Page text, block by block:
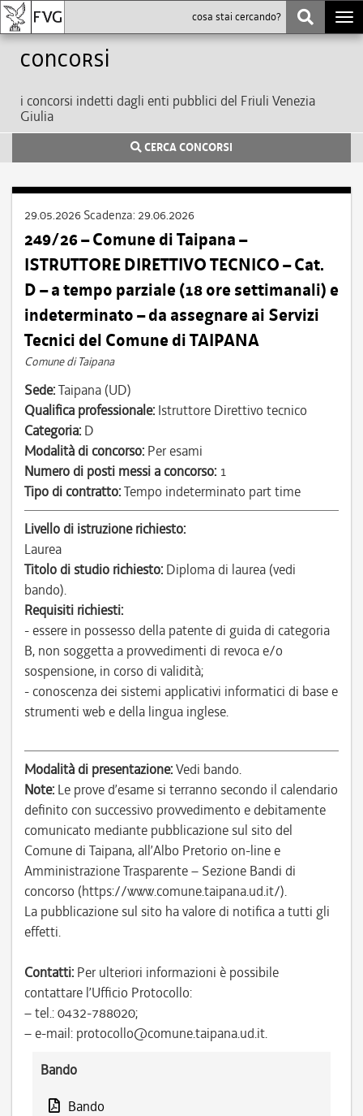
Concorsi
i concorsi indetti dagli enti pubblici del Friuli Venezia
Giulia
CERCA CONCORSI
29.05.2026 Scadenza: 29.06.2026
249/26 – Comune di Taipana –
ISTRUTTORE DIRETTIVO TECNICO – Cat.
D – a tempo parziale (18 ore settimanali) e
indeterminato – da assegnare ai Servizi
Tecnici del Comune di TAIPANA
Comune di Taipana
Sede:Taipana (UD)
Qualifica professionale: Istruttore Direttivo tecnico
Categoria: D
Modalità di concorso: Per esami
Numero di posti messi a concorso: 1
Tipo di contratto:Tempo indeterminato part time
Livello di istruzione richiesto:
Laurea
Titolo di studio richiesto: Diploma di laurea (vedi
bando).
Requisiti richiesti:
- essere in possesso della patente di guida di categoria
B, non soggetta a provvedimenti di revoca e/o
sospensione, in corso di validità;
- conoscenza dei sistemi applicativi informatici di base e
strumenti web e della lingua inglese.
Modalità di presentazione:Vedi bando.
Note: Le prove d’esame si terranno secondo il calendario
definito con successivo provvedimento e debitamente
comunicato mediante pubblicazione sul sito del
Comune di Taipana, all’Albo Pretorio on-line e
Amministrazione Trasparente – Sezione Bandi di
concorso (https://www.comune.taipana.ud.it/).
La pubblicazione sul sito ha valore di notifica a tutti gli
effetti.
Contatti: Per ulteriori informazioni è possibile
contattare l’Ufficio Protocollo:
– tel.: 0432-788020;
– e-mail: protocollo@comune.taipana.ud.it.
Bando
Bando